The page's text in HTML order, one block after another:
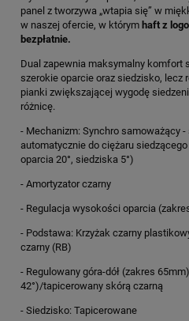
panel z tworzywa „wtapia się” w
w naszej ofercie, w którym haft z
bezpłatnie.
Dual zapewnia maksymalny komfort
szerokie oparcie oraz siedzisko, lecz
pianki zwiększającej wygodę
różnicę.
- Mechanizm: Synchro samoważący
automatycznie do ciężaru
oparcia 20°, siedziska 5°)
- Amortyzator czarny
- Regulacja wysokości oparcia
- Podstawa: Krzyżak czarny
czarny (RB)
- Regulowany góra-dół (zakres
42°)/tapicerowany skórą czarną
- Siedzisko: Tapicerowane